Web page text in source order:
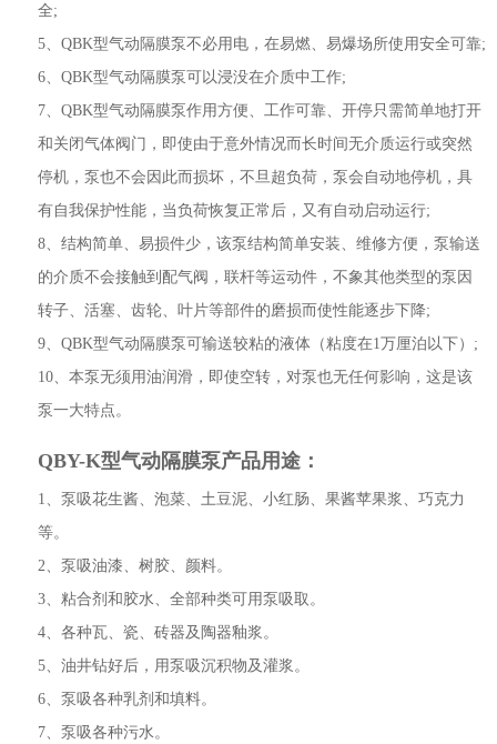
全;
5、QBK型气动隔膜泵不必用电，在易燃、易爆场所使用安全可靠;
6、QBK型气动隔膜泵可以浸没在介质中工作;
7、QBK型气动隔膜泵作用方便、工作可靠、开停只需简单地打开
和关闭气体阀门，即使由于意外情况而长时间无介质运行或突然
停机，泵也不会因此而损坏，不旦超负荷，泵会自动地停机，具
有自我保护性能，当负荷恢复正常后，又有自动启动运行;
8、结构简单、易损件少，该泵结构简单安装、维修方便，泵输送
的介质不会接触到配气阀，联杆等运动件，不象其他类型的泵因
转子、活塞、齿轮、叶片等部件的磨损而使性能逐步下降;
9、QBK型气动隔膜泵可输送较粘的液体（粘度在1万厘泊以下）;
10、本泵无须用油润滑，即使空转，对泵也无任何影响，这是该
泵一大特点。
QBY-K型气动隔膜泵产品用途：
1、泵吸花生酱、泡菜、土豆泥、小红肠、果酱苹果浆、巧克力
等。
2、泵吸油漆、树胶、颜料。
3、粘合剂和胶水、全部种类可用泵吸取。
4、各种瓦、瓷、砖器及陶器釉浆。
5、油井钻好后，用泵吸沉积物及灌浆。
6、泵吸各种乳剂和填料。
7、泵吸各种污水。